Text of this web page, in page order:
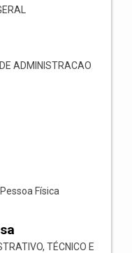
ADMINISTRACAO
Física
TÉCNICO E